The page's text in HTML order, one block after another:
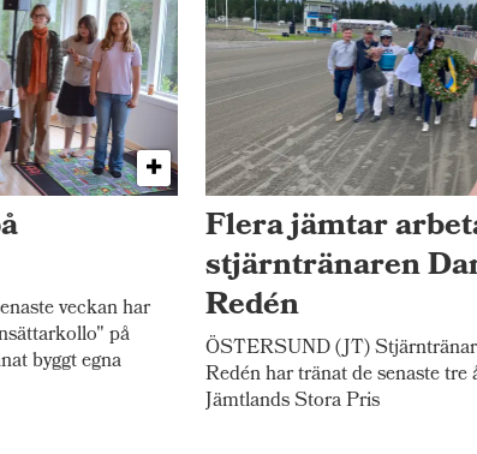
veckan har
på
byggt egna
Flera jämtar
stjärntränaren
Redén
ÖSTERSUND (JT)
Redén har tränat de senaste tre
Jämtlands Stora Pris